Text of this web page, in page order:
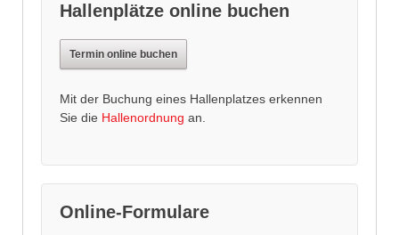
Hallenplätze online buchen
Termin online buchen
Mit der Buchung eines Hallenplatzes erkennen
Sie die Hallenordnung an.
Online-Formulare